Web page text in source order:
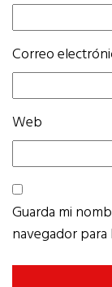
Correo
Web
Guarda mi
navegador